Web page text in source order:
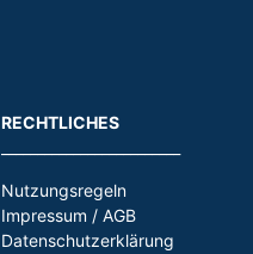
RECHTLICHES
Nutzungsregeln
Impressum / AGB
Datenschutzerklärung